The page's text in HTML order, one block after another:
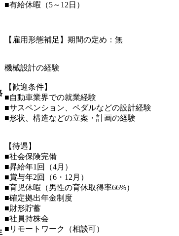
■有給休暇（5～12日）
【雇用形態補足】期間の定め：無
機械設計の経験
【歓迎条件】
■自動車業界での就業経験
■サスペンション、ペダルなどの設計経験
■形状、構造などの立案・計画の経験
【待遇】
■社会保険完備
■昇給年1回（4月）
■賞与年2回（6・12月）
■育児休暇（男性の育休取得率66%）
■確定拠出年金制度
■財形貯蓄
■社員持株会
■リモートワーク（相談可）